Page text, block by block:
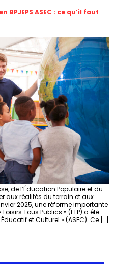
BPJEPS ASEC : ce qu’il faut
de l’Éducation Populaire et du
aux réalités du terrain et aux
2025, une réforme importante
Tous Publics » (LTP) a été
et Culturel » (ASEC). Ce […]